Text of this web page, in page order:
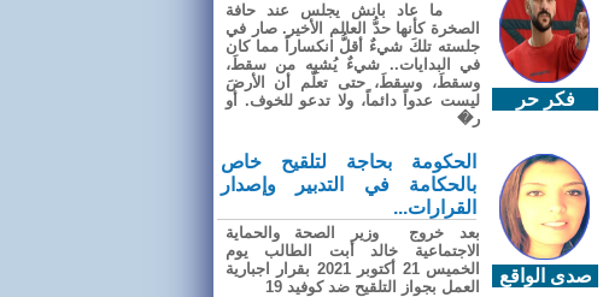
فكر حر
ما عاد بانش يجلس عند حافة
الصخرة كأنها حدُّ العالم الأخير. صار في
جلسته تلكَ شيءٌ أقلُّ انكساراً مما كان
في البدايات.. شيءٌ يُشبِه من سقطَ،
وسقطَ، وسقطَ، حتى تعلّم أن الأرضَ
ليست عدواً دائماً، ولا تدعو للخوف. أو
ر�
صدى الواقع
الحكومة بحاجة لتلقيح خاص
بالحكامة في التدبير وإصدار
القرارات...
بعد خروج وزير الصحة والحماية
الاجتماعية خالد أبت الطالب يوم
الخميس 21 أكتوبر 2021 بقرار اجبارية
العمل بجواز التلقيح ضد كوفيد 19